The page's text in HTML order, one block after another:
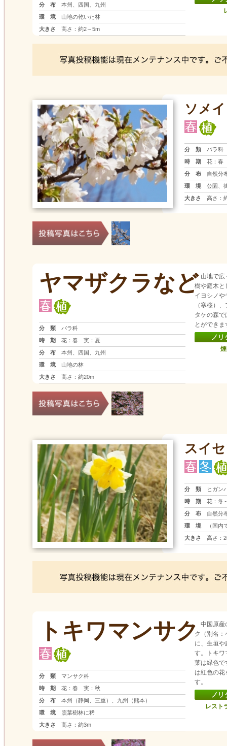
分 布
本州、四国、九州
環 境
山地の乾いた林
大きさ
高さ：約2～5m
ソメ
分 類
バラ科
時 期
花：春
分 布
自然分
環 境
公園、
大きさ
高さ：
ヤマザクラなど
分 類
バラ科
時 期
花：春 実：夏
分 布
本州、四国、九州
環 境
山地の林
大きさ
高さ：約20m
山地で広
樹や庭木と
イヨシノ
（寒桜）
タケの森
とができま
スイ
分 類
ヒガン
時 期
花：冬
分 布
自然分
環 境
（国内
大きさ
高さ：
トキワマンサク
分 類
マンサク科
時 期
花：春 実：秋
分 布
本州（静岡、三重）、九州（熊本）
環 境
照葉樹林に稀
大きさ
高さ：約3m
中国原産
ク（別名
に、生垣
す。トキワ
葉は緑色で
は紅色の花
す。
レスト